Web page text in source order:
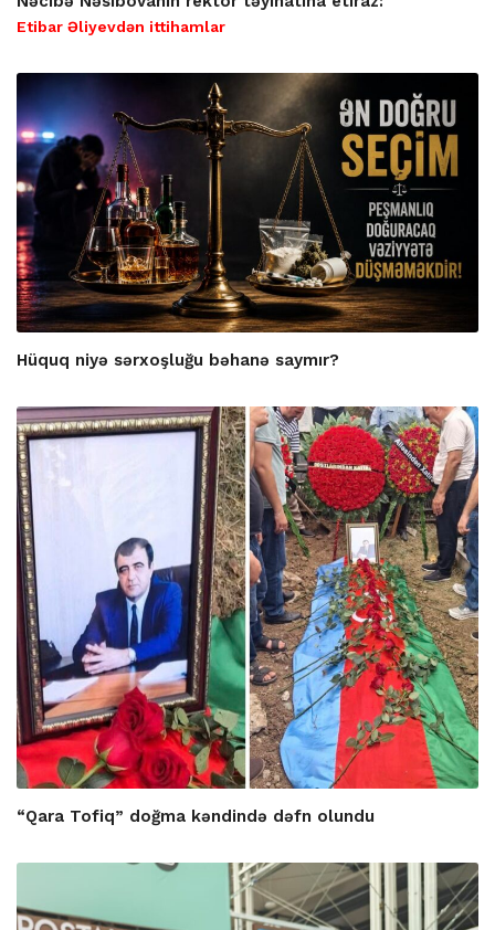
Etibar Əliyevdən ittihamlar
Hüquq niyə sərxoşluğu bəhanə saymır?
“Qara Tofiq” doğma kəndində dəfn olundu